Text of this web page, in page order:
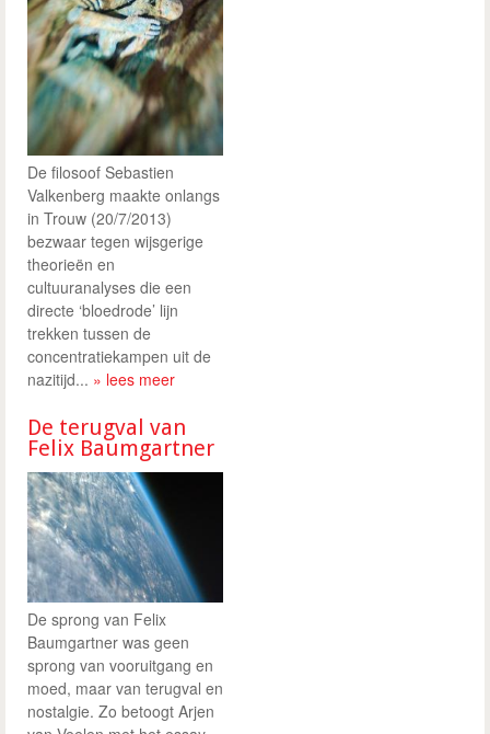
De filosoof Sebastien
Valkenberg maakte onlangs
in Trouw (20/7/2013)
bezwaar tegen wijsgerige
theorieën en
cultuuranalyses die een
directe ‘bloedrode’ lijn
trekken tussen de
concentratiekampen uit de
nazitijd... » lees meer
De terugval van
Felix Baumgartner
De sprong van Felix
Baumgartner was geen
sprong van vooruitgang en
moed, maar van terugval en
nostalgie. Zo betoogt Arjen